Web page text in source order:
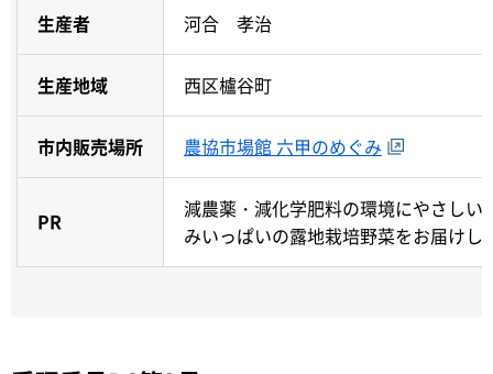
生産者 河合 孝治
生産地域 西区櫨谷町
市内販売場所 農協市場館 六甲のめぐみ
PR
減農薬・減化学肥料の環境にやさしい
みいっぱいの露地栽培野菜をお届けし